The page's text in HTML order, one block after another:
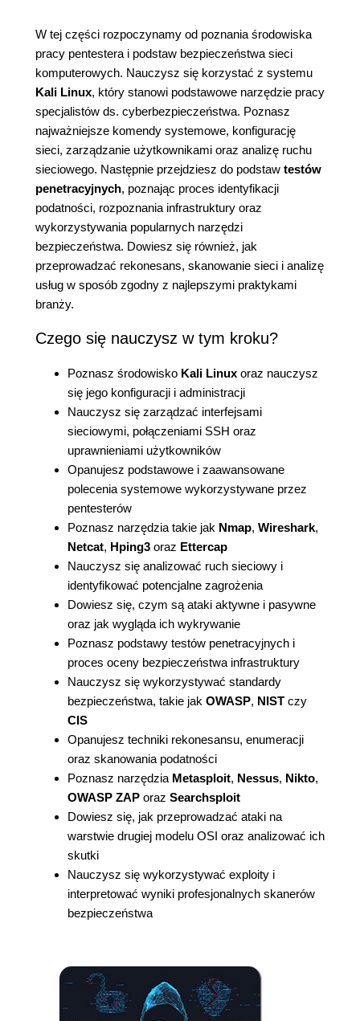
W tej części rozpoczynamy od poznania środowiska
pracy pentestera i podstaw bezpieczeństwa sieci
komputerowych. Nauczysz się korzystać z systemu
Kali Linux, który stanowi podstawowe narzędzie pracy
specjalistów ds. cyberbezpieczeństwa. Poznasz
najważniejsze komendy systemowe, konfigurację
sieci, zarządzanie użytkownikami oraz analizę ruchu
sieciowego. Następnie przejdziesz do podstaw testów
penetracyjnych, poznając proces identyfikacji
podatności, rozpoznania infrastruktury oraz
wykorzystywania popularnych narzędzi
bezpieczeństwa. Dowiesz się również, jak
przeprowadzać rekonesans, skanowanie sieci i analizę
usług w sposób zgodny z najlepszymi praktykami
branży.
Czego się nauczysz w tym kroku?
Poznasz środowisko Kali Linux oraz nauczysz
się jego konfiguracji i administracji
Nauczysz się zarządzać interfejsami
sieciowymi, połączeniami SSH oraz
uprawnieniami użytkowników
Opanujesz podstawowe i zaawansowane
polecenia systemowe wykorzystywane przez
pentesterów
Poznasz narzędzia takie jak Nmap, Wireshark,
Netcat, Hping3 oraz Ettercap
Nauczysz się analizować ruch sieciowy i
identyfikować potencjalne zagrożenia
Dowiesz się, czym są ataki aktywne i pasywne
oraz jak wygląda ich wykrywanie
Poznasz podstawy testów penetracyjnych i
proces oceny bezpieczeństwa infrastruktury
Nauczysz się wykorzystywać standardy
bezpieczeństwa, takie jak OWASP, NIST czy
CIS
Opanujesz techniki rekonesansu, enumeracji
oraz skanowania podatności
Poznasz narzędzia Metasploit, Nessus, Nikto,
OWASP ZAP oraz Searchsploit
Dowiesz się, jak przeprowadzać ataki na
warstwie drugiej modelu OSI oraz analizować ich
skutki
Nauczysz się wykorzystywać exploity i
interpretować wyniki profesjonalnych skanerów
bezpieczeństwa